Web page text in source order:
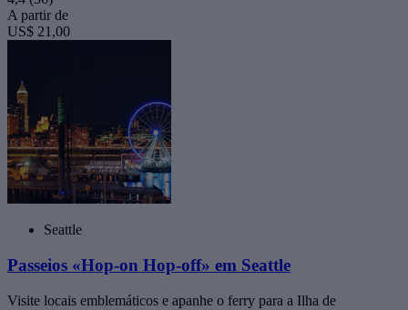
A partir de
US$ 21,00
Seattle
Passeios «Hop-on Hop-off» em Seattle
Visite locais emblemáticos e apanhe o ferry para a Ilha de